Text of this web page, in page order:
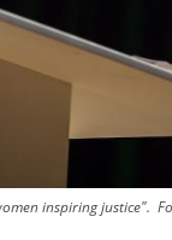
inspiring justice".